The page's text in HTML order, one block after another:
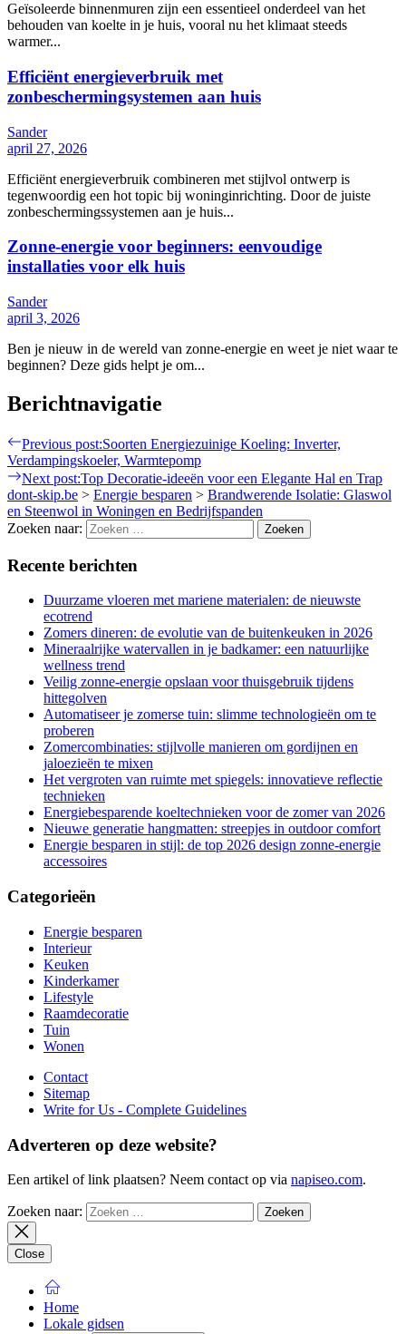
Geïsoleerde binnenmuren zijn een essentieel onderdeel van het
behouden van koelte in je huis, vooral nu het klimaat steeds
warmer...
Efficiënt energieverbruik met
zonbeschermingsystemen aan huis
Sander
april 27, 2026
Efficiënt energieverbruik combineren met stijlvol ontwerp is
tegenwoordig een hot topic bij woninginrichting. Door de juiste
zonbeschermingssystemen aan je huis...
Zonne-energie voor beginners: eenvoudige
installaties voor elk huis
Sander
april 3, 2026
Ben je nieuw in de wereld van zonne-energie en weet je niet waar te
beginnen? Deze gids helpt je om...
Berichtnavigatie
Previous post:Soorten Energiezuinige Koeling: Inverter,
Verdampingskoeler, Warmtepomp
Next post:Top Decoratie-ideeën voor een Elegante Hal en Trap
dont-skip.be > Energie besparen > Brandwerende Isolatie: Glaswol
en Steenwol in Woningen en Bedrijfspanden
Zoeken naar:
Recente berichten
Duurzame vloeren met mariene materialen: de nieuwste
ecotrend
Zomers dineren: de evolutie van de buitenkeuken in 2026
Mineraalrijke watervallen in je badkamer: een natuurlijke
wellness trend
Veilig zonne-energie opslaan voor thuisgebruik tijdens
hittegolven
Automatiseer je zomerse tuin: slimme technologieën om te
proberen
Zomercombinaties: stijlvolle manieren om gordijnen en
jaloezieën te mixen
Het vergroten van ruimte met spiegels: innovatieve reflectie
technieken
Energiebesparende koeltechnieken voor de zomer van 2026
Nieuwe generatie hangmatten: streepjes in outdoor comfort
Energie besparen in stijl: de top 2026 design zonne-energie
accessoires
Categorieën
Energie besparen
Interieur
Keuken
Kinderkamer
Lifestyle
Raamdecoratie
Tuin
Wonen
Contact
Sitemap
Write for Us - Complete Guidelines
Adverteren op deze website?
Een artikel of link plaatsen? Neem contact op via napiseo.com.
Zoeken naar:
Close
Home
Lokale gidsen